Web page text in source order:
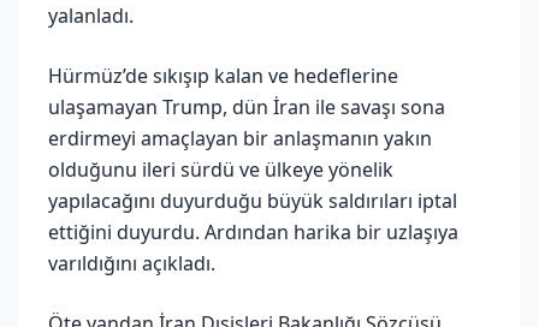
yalanladı.
Hürmüz’de sıkışıp kalan ve hedeflerine
ulaşamayan Trump, dün İran ile savaşı sona
erdirmeyi amaçlayan bir anlaşmanın yakın
olduğunu ileri sürdü ve ülkeye yönelik
yapılacağını duyurduğu büyük saldırıları iptal
ettiğini duyurdu. Ardından harika bir uzlaşıya
varıldığını açıkladı.